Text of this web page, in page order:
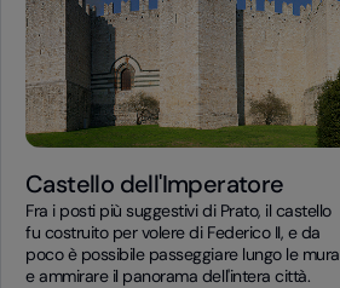
Castello dell'Imperatore
Fra i posti più suggestivi di Prato, il castello
fu costruito per volere di Federico II, e da
poco è possibile passeggiare lungo le mura
e ammirare il panorama dell'intera città.